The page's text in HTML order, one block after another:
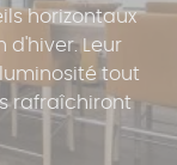
horizontaux
d'hiver. Leur
tout
rafraîchiront